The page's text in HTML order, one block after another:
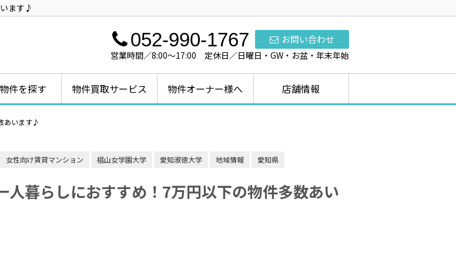
ます♪
お問い合わせ
052-990-1767
営業時間／8:00～17:00 定休日／日曜日・GW・お盆・年末年始
件を探す 物件買取サービス 物件オーナー様へ 店舗情報
あいます♪
女性向け賃貸マンション 椙山女学園大学 愛知淑徳大学 地域情報 愛知県
人暮らしにおすすめ！7万円以下の物件多数あい